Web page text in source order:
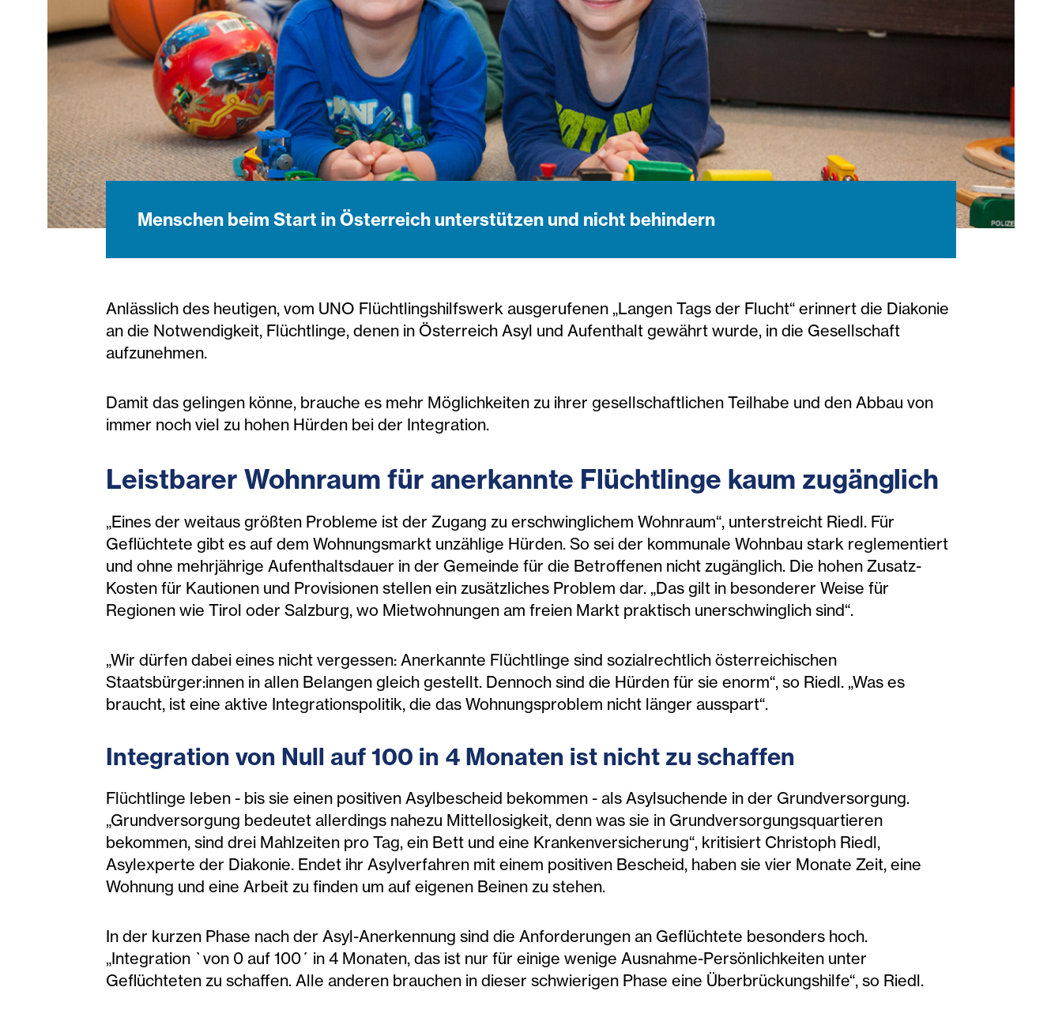
Menschen beim Start in Österreich unterstützen und nicht behindern
Anlässlich des heutigen, vom UNO Flüchtlingshilfswerk ausgerufenen „Langen Tags der Flucht“ erinnert die Diakonie
an die Notwendigkeit, Flüchtlinge, denen in Österreich Asyl und Aufenthalt gewährt wurde, in die Gesellschaft
aufzunehmen.
Damit das gelingen könne, brauche es mehr Möglichkeiten zu ihrer gesellschaftlichen Teilhabe und den Abbau von
immer noch viel zu hohen Hürden bei der Integration.
Leistbarer Wohnraum für anerkannte Flüchtlinge kaum zugänglich
„Eines der weitaus größten Probleme ist der Zugang zu erschwinglichem Wohnraum“, unterstreicht Riedl. Für
Geflüchtete gibt es auf dem Wohnungsmarkt unzählige Hürden. So sei der kommunale Wohnbau stark reglementiert
und ohne mehrjährige Aufenthaltsdauer in der Gemeinde für die Betroffenen nicht zugänglich. Die hohen Zusatz-
Kosten für Kautionen und Provisionen stellen ein zusätzliches Problem dar. „Das gilt in besonderer Weise für
Regionen wie Tirol oder Salzburg, wo Mietwohnungen am freien Markt praktisch unerschwinglich sind“.
„Wir dürfen dabei eines nicht vergessen: Anerkannte Flüchtlinge sind sozialrechtlich österreichischen
Staatsbürger:innen in allen Belangen gleich gestellt. Dennoch sind die Hürden für sie enorm“, so Riedl. „Was es
braucht, ist eine aktive Integrationspolitik, die das Wohnungsproblem nicht länger ausspart“.
Integration von Null auf 100 in 4 Monaten ist nicht zu schaffen
Flüchtlinge leben - bis sie einen positiven Asylbescheid bekommen - als Asylsuchende in der Grundversorgung.
„Grundversorgung bedeutet allerdings nahezu Mittellosigkeit, denn was sie in Grundversorgungsquartieren
bekommen, sind drei Mahlzeiten pro Tag, ein Bett und eine Krankenversicherung“, kritisiert Christoph Riedl,
Asylexperte der Diakonie. Endet ihr Asylverfahren mit einem positiven Bescheid, haben sie vier Monate Zeit, eine
Wohnung und eine Arbeit zu finden um auf eigenen Beinen zu stehen.
In der kurzen Phase nach der Asyl-Anerkennung sind die Anforderungen an Geflüchtete besonders hoch.
„Integration `von 0 auf 100´ in 4 Monaten, das ist nur für einige wenige Ausnahme-Persönlichkeiten unter
Geflüchteten zu schaffen. Alle anderen brauchen in dieser schwierigen Phase eine Überbrückungshilfe“, so Riedl.